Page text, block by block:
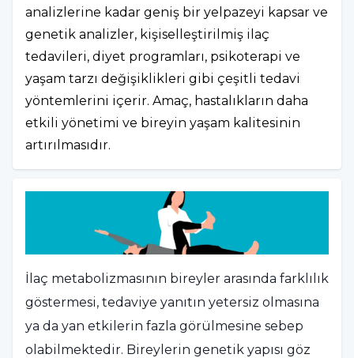
analizlerine kadar geniş bir yelpazeyi kapsar ve
genetik analizler, kişiselleştirilmiş ilaç
tedavileri, diyet programları, psikoterapi ve
yaşam tarzı değişiklikleri gibi çeşitli tedavi
yöntemlerini içerir. Amaç, hastalıkların daha
etkili yönetimi ve bireyin yaşam kalitesinin
artırılmasıdır.
İlaç metabolizmasının bireyler arasında farklılık
göstermesi, tedaviye yanıtın yetersiz olmasına
ya da yan etkilerin fazla görülmesine sebep
olabilmektedir. Bireylerin genetik yapısı göz